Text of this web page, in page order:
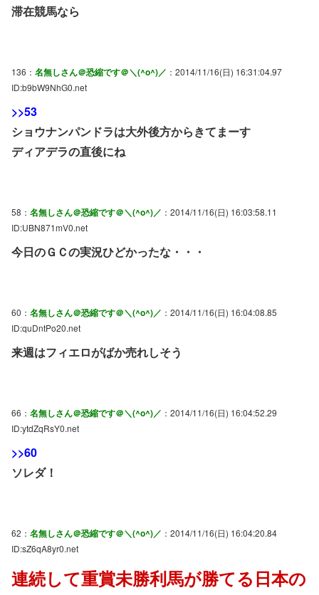
滞在競馬なら
136： 名無しさん＠恐縮です＠＼(^o^)／ ：2014/11/16(日) 16:31:04.97
ID:b9bW9NhG0.net
>>53
ショウナンパンドラは大外後方からきてまーす
ディアデラの直後にね
58： 名無しさん＠恐縮です＠＼(^o^)／ ：2014/11/16(日) 16:03:58.11
ID:UBN871mV0.net
今日のＧＣの実況ひどかったな・・・
60： 名無しさん＠恐縮です＠＼(^o^)／ ：2014/11/16(日) 16:04:08.85
ID:quDntPo20.net
来週はフィエロがばか売れしそう
66： 名無しさん＠恐縮です＠＼(^o^)／ ：2014/11/16(日) 16:04:52.29
ID:ytdZqRsY0.net
>>60
ソレダ！
62： 名無しさん＠恐縮です＠＼(^o^)／ ：2014/11/16(日) 16:04:20.84
ID:sZ6qA8yr0.net
連続して重賞未勝利馬が勝てる日本の